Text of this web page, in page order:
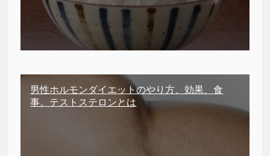
男性ホルモンダイエットのやり方、効果、食
事。テストステロンとは